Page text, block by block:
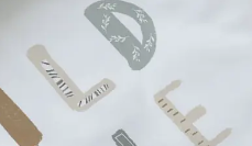
Üye İseniz